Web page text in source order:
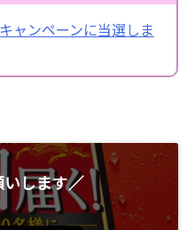
ャンペーンに当選しま
します／